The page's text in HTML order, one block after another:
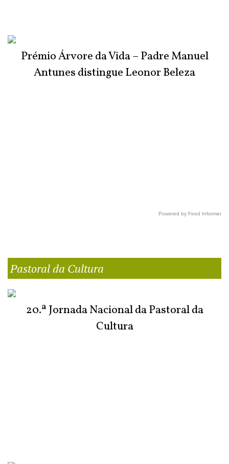
Prémio Árvore da Vida – Padre Manuel
Antunes distingue Leonor Beleza
Powered by Feed Informer
Pastoral da Cultura
20.ª Jornada Nacional da Pastoral da
Cultura